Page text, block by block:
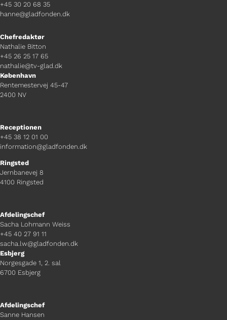
+45 30 20 68 35
hanne@gladfonden.dk
Chefredaktør
Nathalie Bitton
+45 26 25 17 65
nathalie@tv-glad.dk
København
Rentemestervej 45-47
2400 NV
Receptionen
+45 38 12 01 00
information@gladfonden.dk
Ringsted
Jernbanevej 8
4100 Ringsted
Afdelingschef
Sacha Lohmann Weiss
+45 40 27 91 11
sacha.lw@gladfonden.dk
Esbjerg
Norgesgade 1, 2. sal
6700 Esbjerg
Afdelingschef
Sanne Hansen